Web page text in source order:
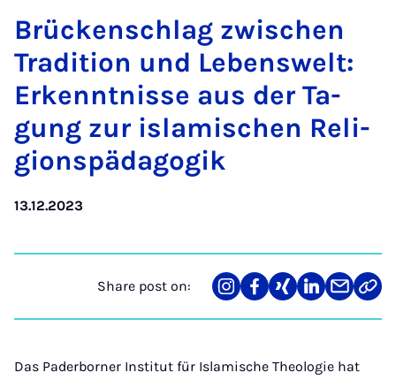
Brück­ensch­lag zwis­chen
Tra­di­tion und Lebenswelt:
Erken­nt­n­isse aus der Ta­
gung zur is­lamis­chen Re­li­
gion­späd­ago­gik
13.12.2023
Share post on:
Share
on
Teilen
auf
Teilen
auf
Teilen
auf
Teilen
über
Mail
Link
Das Paderborner Institut für Islamische Theologie hat